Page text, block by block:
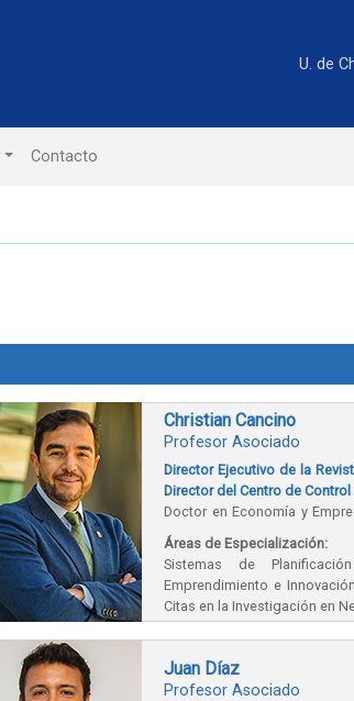
U. de
Contacto
Christian Cancino
Profesor Asociado
Director Ejecutivo de la
Director del Centro de
Doctor en Economía y
de Madrid, España.
Áreas de Especialización:
Sistemas de
Emprendimiento e
Citas en la Investigación en
Juan Díaz
Profesor Asociado